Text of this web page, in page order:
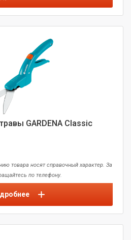
GARDENA Classic
товара носят справочный характер. За
по телефону.